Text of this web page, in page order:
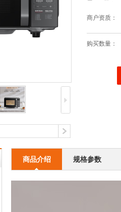
商户资质：
购买数量：
商品介绍 规格参数